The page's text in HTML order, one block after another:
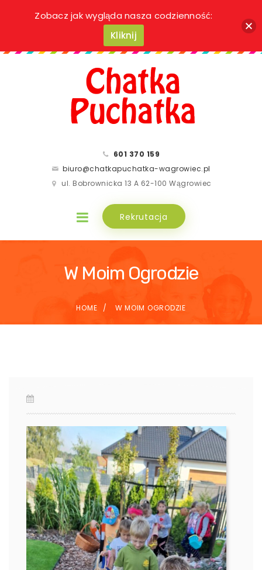
601 370 159
biuro@chatkapuchatka-wagrowiec.pl
ul. Bobrownicka 13 A 62-100 Wągrowiec
Rekrutacja
W Moim Ogrodzie
HOME W MOIM OGRODZIE
Zobacz jak wygląda nasza codzienność:
Kliknij